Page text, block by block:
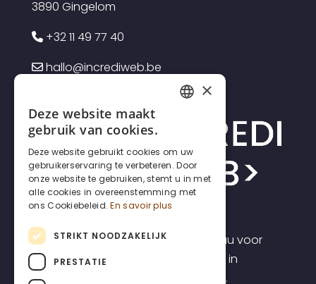
3890 Gingelom
+32 11 49 77 40
hallo@incrediweb.be
Incrediweb is een webdesign bureau voor
zelfstandigen en kmo's. Wij geloven in
transparantie en voorspelbaarheid.
DUTCH
ENGLISH
×
Deze website maakt
gebruik van cookies.
Deze website gebruikt cookies om uw
gebruikerservaring te verbeteren. Door
onze website te gebruiken, stemt u in met
alle cookies in overeenstemming met
ons Cookiebeleid. En savoir plus
STRIKT NOODZAKELIJK
PRESTATIE